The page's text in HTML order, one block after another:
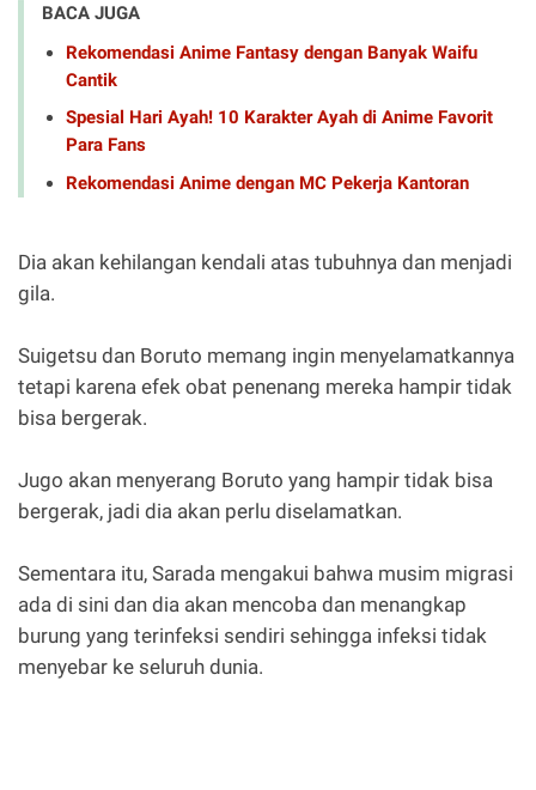
BACA JUGA
Rekomendasi Anime Fantasy dengan Banyak Waifu
Cantik
Spesial Hari Ayah! 10 Karakter Ayah di Anime Favorit
Para Fans
Rekomendasi Anime dengan MC Pekerja Kantoran
Dia akan kehilangan kendali atas tubuhnya dan menjadi
gila.
Suigetsu dan Boruto memang ingin menyelamatkannya
tetapi karena efek obat penenang mereka hampir tidak
bisa bergerak.
Jugo akan menyerang Boruto yang hampir tidak bisa
bergerak, jadi dia akan perlu diselamatkan.
Sementara itu, Sarada mengakui bahwa musim migrasi
ada di sini dan dia akan mencoba dan menangkap
burung yang terinfeksi sendiri sehingga infeksi tidak
menyebar ke seluruh dunia.